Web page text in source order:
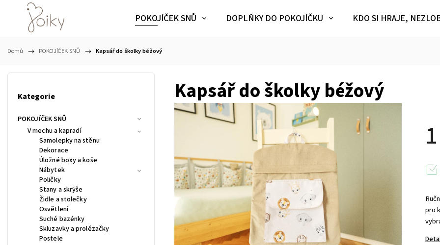
POKOJÍČEK SNŮ DOPLŇKY DO POKOJÍČKU KDO SI HRAJE,
Domů / POKOJÍČEK SNŮ / Kapsář do školky béžový
Kategorie
POKOJÍČEK SNŮ
V mechu a kapradí
Samolepky na stěnu
Dekorace
Úložné boxy a koše
Nábytek
Poličky
Stany a skrýše
Židle a stolečky
Osvětlení
Suché bazénky
Skluzavky a prolézačky
Postele
Kapsář do školky béžový
pro